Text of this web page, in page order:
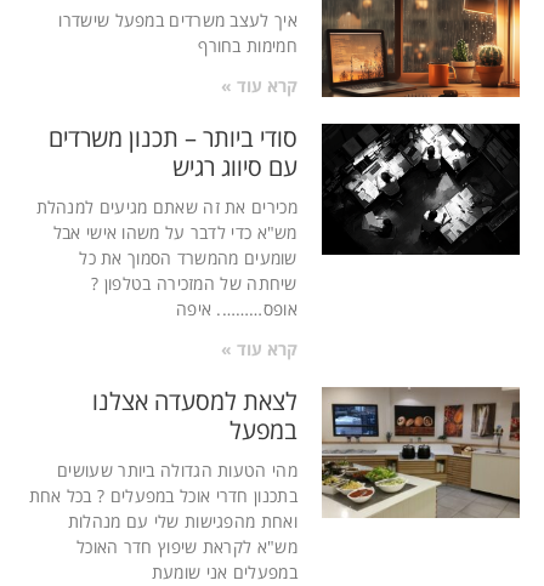
איך לעצב משרדים במפעל שישדרו
חמימות בחורף
קרא עוד »
סודי ביותר – תכנון משרדים
עם סיווג רגיש
מכירים את זה שאתם מגיעים למנהלת
מש"א כדי לדבר על משהו אישי אבל
שומעים מהמשרד הסמוך את כל
שיחתה של המזכירה בטלפון ?
אופס………. איפה
קרא עוד »
לצאת למסעדה אצלנו
במפעל
מהי הטעות הגדולה ביותר שעושים
בתכנון חדרי אוכל במפעלים ? בכל אחת
ואחת מהפגישות שלי עם מנהלות
מש"א לקראת שיפוץ חדר האוכל
במפעלים אני שומעת